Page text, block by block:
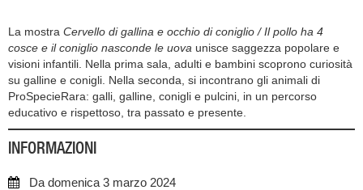
La mostra Cervello di gallina e occhio di coniglio / Il pollo ha 4
cosce e il coniglio nasconde le uova unisce saggezza popolare e
visioni infantili. Nella prima sala, adulti e bambini scoprono curiosità
su galline e conigli. Nella seconda, si incontrano gli animali di
ProSpecieRara: galli, galline, conigli e pulcini, in un percorso
educativo e rispettoso, tra passato e presente.
INFORMAZIONI
Da domenica 3 marzo 2024